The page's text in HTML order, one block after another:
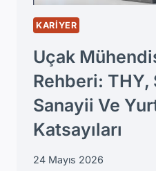
KARIYER
Uçak
Rehberi: THY,
Sanayii Ve
Katsayıları
24 Mayıs 2026